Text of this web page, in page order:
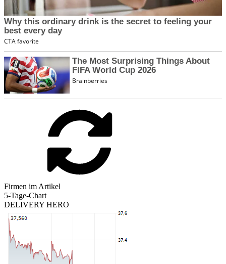
Firmen im Artikel
5-Tage-Chart
DELIVERY HERO